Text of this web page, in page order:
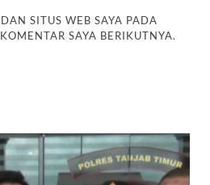
SITUS WEB SAYA PADA
SAYA BERIKUTNYA.